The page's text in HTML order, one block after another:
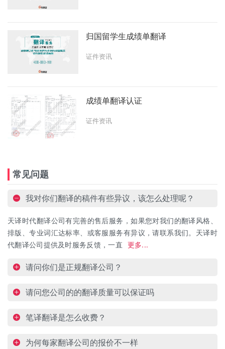
归国留学生成绩单翻译
证件资讯
成绩单翻译认证
证件资讯
常见问题
我对你们翻译的稿件有些异议，该怎么处理呢？
天译时代翻译公司有完善的售后服务，如果您对我们的翻译风格、
排版、专业词汇达标率、或客服服务有异议，请联系我们。天译时
代翻译公司提供及时服务反馈，一直
更多...
请问你们是正规翻译公司？
请问您公司的的翻译质量可以保证吗
笔译翻译是怎么收费？
为何每家翻译公司的报价不一样